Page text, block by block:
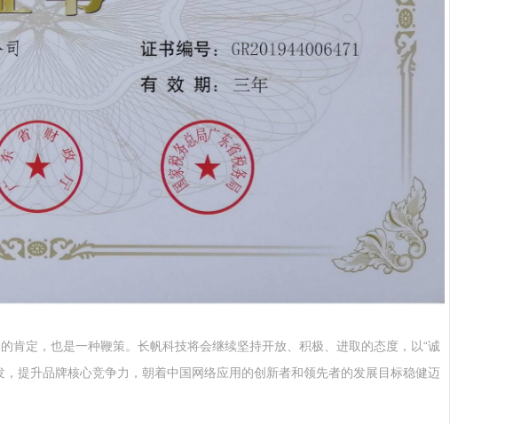
肯定，也是一种鞭策。长帆科技将会继续坚持开放、积极、进取的态度，以“诚
提升品牌核心竞争力，朝着中国网络应用的创新者和领先者的发展目标稳健迈